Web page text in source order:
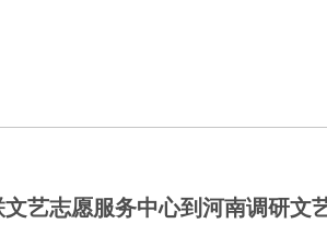
文艺志愿服务中心到河南调研文